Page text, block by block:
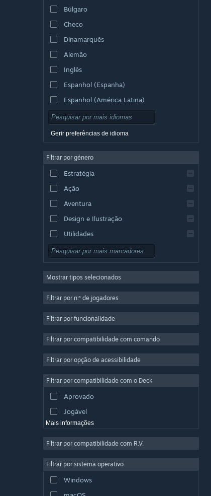
Búlgaro
Checo
Dinamarquês
Alemão
Inglês
Espanhol (Espanha)
Espanhol (América Latina)
Gerir preferências de idioma
Filtrar por género
Estratégia
Ação
Aventura
Design e Ilustração
Utilidades
Grátis para Jogar
Multijogador em Massa
Casual
Simulação
Produção de Vídeo
Edição de Fotografias
Mostrar tipos selecionados
Filtrar por n.º de jogadores
Filtrar por funcionalidade
Filtrar por compatibilidade com comando
Filtrar por opção de acessibilidade
Filtrar por compatibilidade com o Deck
Aprovado
Jogável
Mais informações
Filtrar por compatibilidade com R.V.
Filtrar por sistema operativo
Windows